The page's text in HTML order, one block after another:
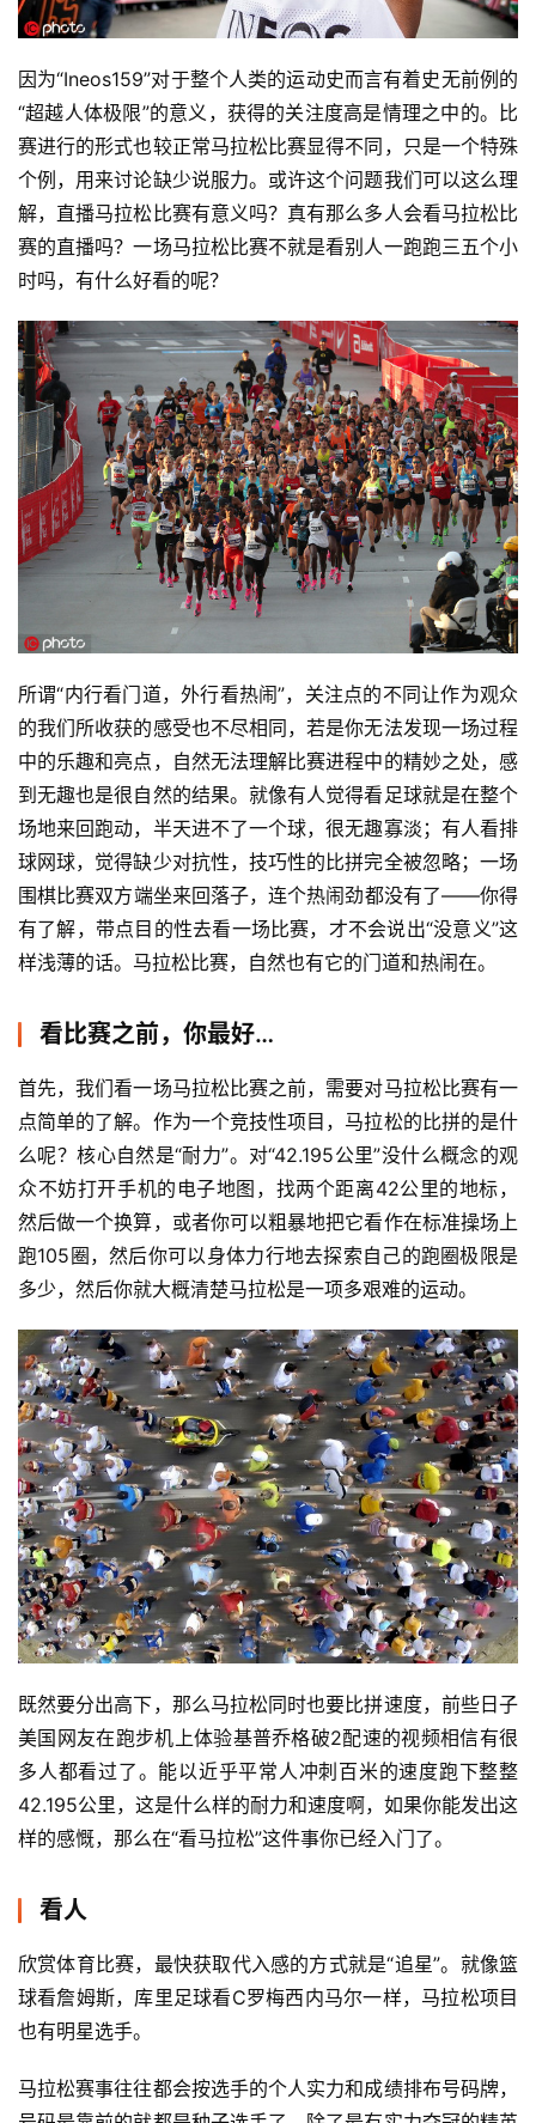
因为“Ineos159”对于整个人类的运动史而言有着史无前例的
“超越人体极限”的意义，获得的关注度高是情理之中的。比
赛进行的形式也较正常马拉松比赛显得不同，只是一个特殊
个例，用来讨论缺少说服力。或许这个问题我们可以这么理
解，直播马拉松比赛有意义吗？真有那么多人会看马拉松比
赛的直播吗？一场马拉松比赛不就是看别人一跑跑三五个小
时吗，有什么好看的呢？
所谓“内行看门道，外行看热闹”，关注点的不同让作为观众
的我们所收获的感受也不尽相同，若是你无法发现一场过程
中的乐趣和亮点，自然无法理解比赛进程中的精妙之处，感
到无趣也是很自然的结果。就像有人觉得看足球就是在整个
场地来回跑动，半天进不了一个球，很无趣寡淡；有人看排
球网球，觉得缺少对抗性，技巧性的比拼完全被忽略；一场
围棋比赛双方端坐来回落子，连个热闹劲都没有了——你得
有了解，带点目的性去看一场比赛，才不会说出“没意义”这
样浅薄的话。马拉松比赛，自然也有它的门道和热闹在。
看比赛之前，你最好…
首先，我们看一场马拉松比赛之前，需要对马拉松比赛有一
点简单的了解。作为一个竞技性项目，马拉松的比拼的是什
么呢？核心自然是“耐力”。对“42.195公里”没什么概念的观
众不妨打开手机的电子地图，找两个距离42公里的地标，
然后做一个换算，或者你可以粗暴地把它看作在标准操场上
跑105圈，然后你可以身体力行地去探索自己的跑圈极限是
多少，然后你就大概清楚马拉松是一项多艰难的运动。
既然要分出高下，那么马拉松同时也要比拼速度，前些日子
美国网友在跑步机上体验基普乔格破2配速的视频相信有很
多人都看过了。能以近乎平常人冲刺百米的速度跑下整整
42.195公里，这是什么样的耐力和速度啊，如果你能发出这
样的感慨，那么在“看马拉松”这件事你已经入门了。
看人
欣赏体育比赛，最快获取代入感的方式就是“追星”。就像篮
球看詹姆斯，库里足球看C罗梅西内马尔一样，马拉松项目
也有明星选手。
马拉松赛事往往都会按选手的个人实力和成绩排布号码牌，